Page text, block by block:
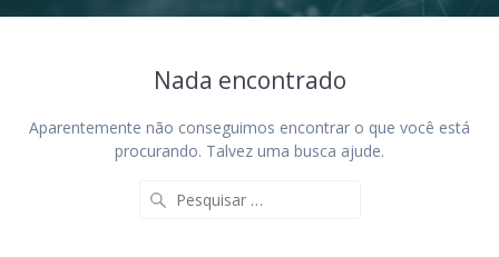
Nada encontrado
Aparentemente não conseguimos encontrar o que você está
procurando. Talvez uma busca ajude.